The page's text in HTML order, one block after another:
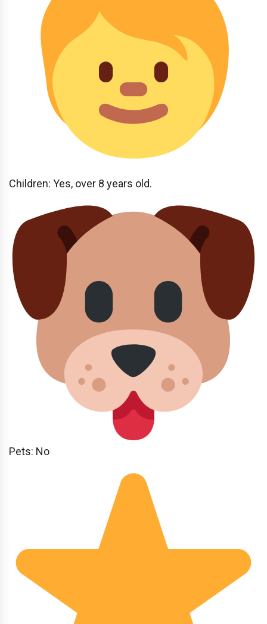
Children: Yes, over 8 years old.
Pets: No